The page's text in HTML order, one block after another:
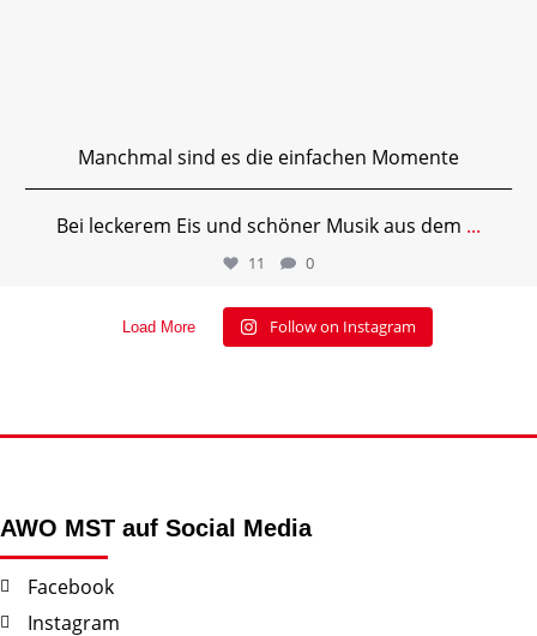
Manchmal sind es die einfachen Momente
Bei leckerem Eis und schöner Musik aus dem ...
11 0
Load More Follow on Instagram
AWO MST auf Social Media
Facebook
Instagram